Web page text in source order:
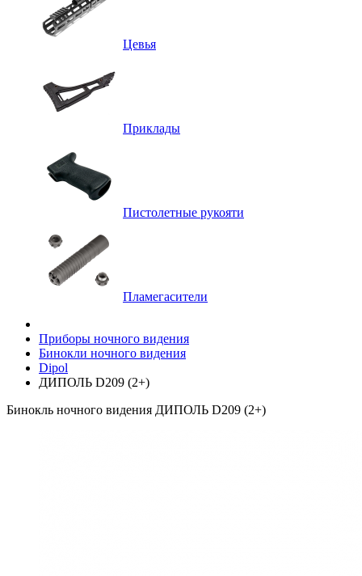
Цевья
Приклады
Пистолетные рукояти
Пламегасители
Приборы ночного видения
Бинокли ночного видения
Dipol
ДИПОЛЬ D209 (2+)
Бинокль ночного видения ДИПОЛЬ D209 (2+)